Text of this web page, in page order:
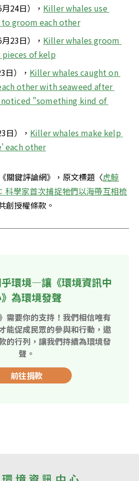
24日）， Killer whales use
groom each other
23日）， Killer whales groom
of kelp
日）， Killer whales caught on
other with seaweed after
"something kind of
日）， Killer whales make kelp
each other
關鍵評論網》，原文標題〈虎鯨
科學家首次捕捉牠們以海帶互相梳
創授權條款。
環境—讓《環境資訊中
為環境發聲
需要你的支持！我們相信唯有
能促成民眾的參與和行動，邀
的行列，讓我們持續為環境發
聲。
前往捐款